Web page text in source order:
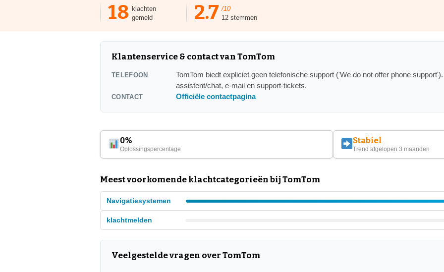
18 klachten
gemeld
2.7 /10
12 stemmen
Klantenservice & contact van TomTom
TELEFOON
TomTom biedt expliciet geen telefonische support ('We do not offer phone
assistent/chat, e-mail en support-tickets.
CONTACT Officiële contactpagina
0%
Oplossingspercentage
Stabiel
Trend afgelopen 3 maanden
Meest voorkomende klachtcategorieën bij TomTom
Navigatiesystemen
klachtmelden
Veelgestelde vragen over TomTom